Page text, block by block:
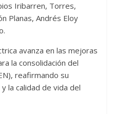
Iribarren, Torres,
Planas, Andrés Eloy
avanza en las mejoras
la consolidación del
reafirmando su
la calidad de vida del